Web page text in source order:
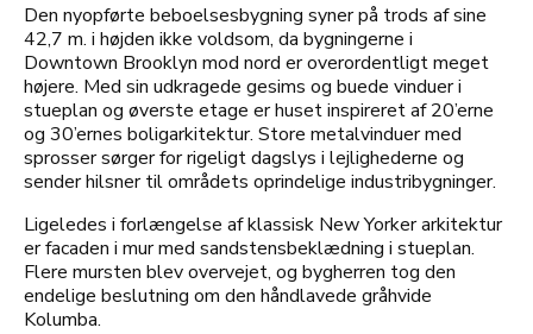
Den nyopførte beboelsesbygning syner på trods af sine
42,7 m. i højden ikke voldsom, da bygningerne i
Downtown Brooklyn mod nord er overordentligt meget
højere. Med sin udkragede gesims og buede vinduer i
stueplan og øverste etage er huset inspireret af 20’erne
og 30’ernes boligarkitektur. Store metalvinduer med
sprosser sørger for rigeligt dagslys i lejlighederne og
sender hilsner til områdets oprindelige industribygninger.
Ligeledes i forlængelse af klassisk New Yorker arkitektur
er facaden i mur med sandstensbeklædning i stueplan.
Flere mursten blev overvejet, og bygherren tog den
endelige beslutning om den håndlavede gråhvide
Kolumba.